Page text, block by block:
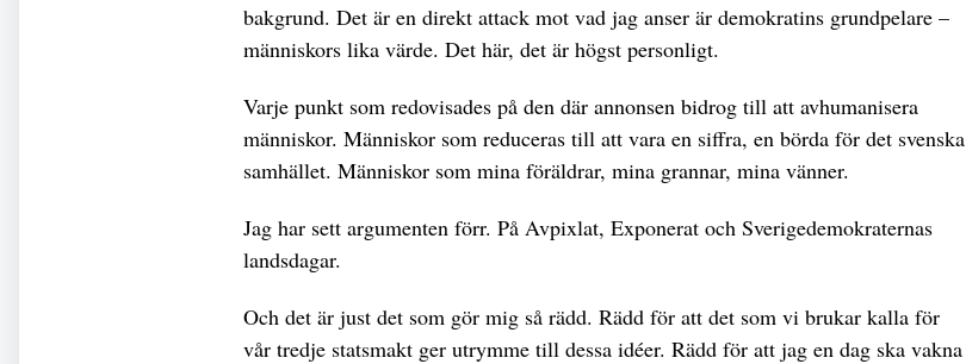
bakgrund. Det är en direkt attack mot vad jag anser är demokratins grundpelare –
människors lika värde. Det här, det är högst personligt.
Varje punkt som redovisades på den där annonsen bidrog till att avhumanisera
människor. Människor som reduceras till att vara en siffra, en börda för det svenska
samhället. Människor som mina föräldrar, mina grannar, mina vänner.
Jag har sett argumenten förr. På Avpixlat, Exponerat och Sverigedemokraternas
landsdagar.
Och det är just det som gör mig så rädd. Rädd för att det som vi brukar kalla för
vår tredje statsmakt ger utrymme till dessa idéer. Rädd för att jag en dag ska vakna